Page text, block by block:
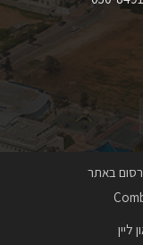
באתר
ליין